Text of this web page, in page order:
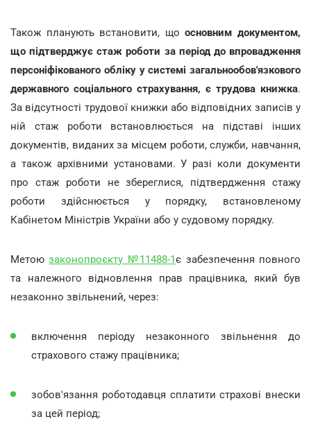
Також планують встановити, щоосновним документом,
що підтверджує стаж роботи за період до впровадження
персоніфікованого обліку у системі загальнообов'язкового
державного соціального страхування, є трудова книжка.
За відсутності трудової книжки або відповідних записів у
ній стаж роботи встановлюється на підставі інших
документів, виданих за місцем роботи, служби, навчання,
а також архівними установами. У разі коли документи
про стаж роботи не збереглися, підтвердження стажу
роботи здійснюється у порядку, встановленому
Кабінетом Міністрів України або у судовому порядку.
Метоюзаконопроєкту №11488-1є забезпечення повного
та належного відновлення прав працівника, який був
незаконно звільнений, через:
включення періоду незаконного звільнення до
страхового стажу працівника;
зобов'язання роботодавця сплатити страхові внески
за цей період;